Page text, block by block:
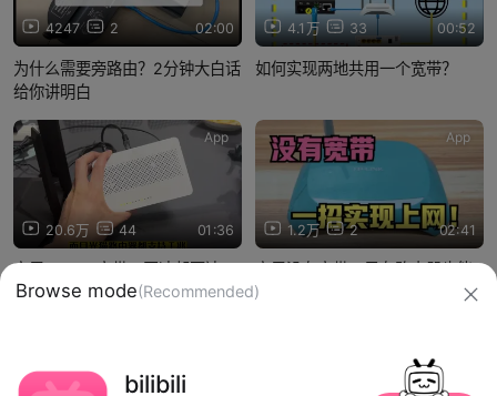
4247 2 02:00
为什么需要旁路由？2分钟大白话
给你讲明白
4.1万 33 00:52
如何实现两地共用一个宽带？
20.6万 44 01:36
App
家里1000M宽带，网速却不达
标，只需要更换一个设备就能突
1.2万 2 02:41
App
家里没有宽带，只有路由器也能
上网，原来只需这样做，真的太
网络文化经营许可证 沪网文【2019】3804-274号